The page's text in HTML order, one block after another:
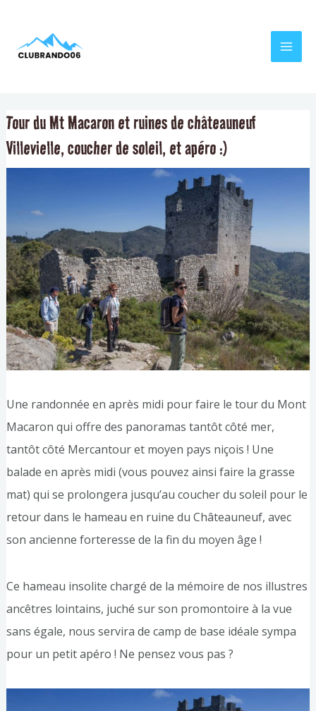
contenu
Tour du Mt Macaron et ruines de châteauneuf
Villevielle, coucher de soleil, et apéro :)
Une randonnée en après midi pour faire le tour du Mont
Macaron qui offre des panoramas tantôt côté mer,
tantôt côté Mercantour et moyen pays niçois ! Une
balade en après midi (vous pouvez ainsi faire la grasse
mat) qui se prolongera jusqu’au coucher du soleil pour le
retour dans le hameau en ruine du Châteauneuf, avec
son ancienne forteresse de la fin du moyen âge !
Ce hameau insolite chargé de la mémoire de nos illustres
ancêtres lointains, juché sur son promontoire à la vue
sans égale, nous servira de camp de base idéale sympa
pour un petit apéro ! Ne pensez vous pas ?
de
l’article